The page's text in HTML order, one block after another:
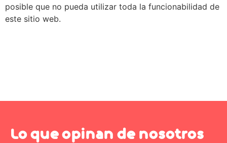
posible que no pueda utilizar toda la funcionabilidad de
este sitio web.
Lo que opinan de nosotros